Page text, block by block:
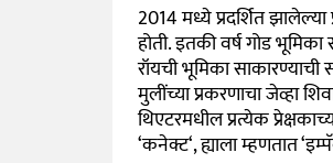
2014मध्ये प्रदर्शित
होती. इतकी वर्ष गोड भूमिका
रॉयची भूमिका
मुलींच्या प्रकरणाचा जेव्हा
थिएटरमधील प्रत्येक
‘कनेक्ट‘,ह्याला म्हणतात‘